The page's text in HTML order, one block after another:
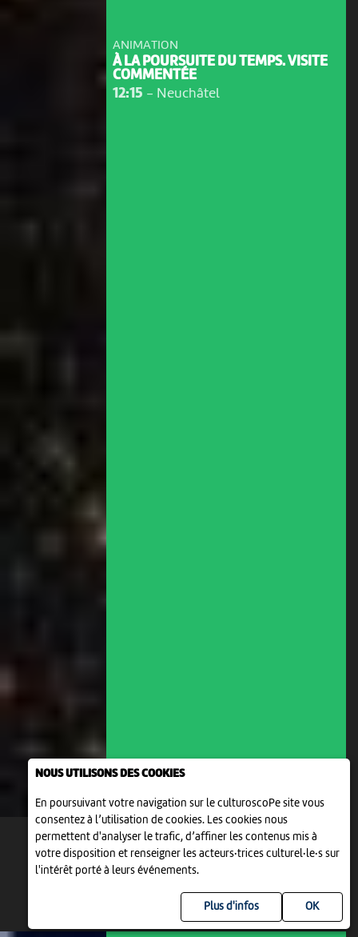
NOUS UTILISONS DES COOKIES
En poursuivant votre navigation sur le culturoscoPe site vous
consentez à l’utilisation de cookies. Les cookies nous
permettent d'analyser le trafic, d’affiner les contenus mis à
votre disposition et renseigner les acteurs·trices culturel·le·s sur
l'intérêt porté à leurs événements.
Plus d'infos
ANIMATION
À LA POURSUITE DU TEMPS. VISITE
COMMENTÉE
12:15 - Neuchâtel